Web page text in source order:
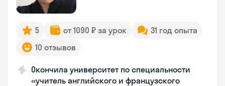
5 от 1090 ₽ за урок
31 год опыта
10 отзывов
Окончила университет по специальности
«учитель английского и французского